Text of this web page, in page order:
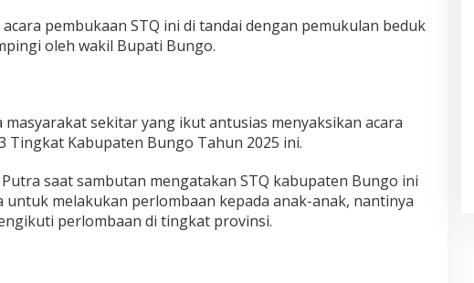
pembukaan STQ ini di tandai dengan pemukulan beduk
oleh wakil Bupati Bungo.
sekitar yang ikut antusias menyaksikan acara
Tingkat Kabupaten Bungo Tahun 2025 ini.
saat sambutan mengatakan STQ kabupaten Bungo ini
untuk melakukan perlombaan kepada anak-anak, nantinya
perlombaan di tingkat provinsi.